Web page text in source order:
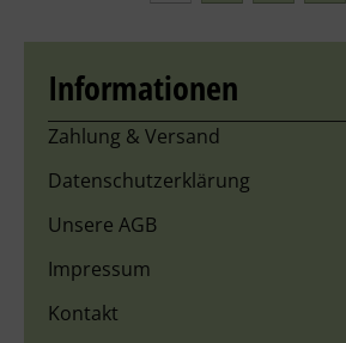
Informationen
Zahlung & Versand
Datenschutzerklärung
Unsere AGB
Impressum
Kontakt